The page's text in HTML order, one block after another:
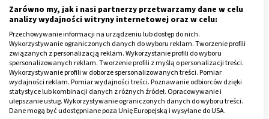
Między innymi po to, by „odświeżyć” bakteriobójczy
efekt przed napiciem się kranówki. Aczkolwiek nie
zawsze znajduje to uzasadnienie, gdyż w wielu
miejskich wodociągach woda dziś jest tak czysta, że
nadaje się do picia bezpośrednio.
Ale już ozonowanie wody ze studni ma sens. Mimo
pozornej czystości może być ona zainfekowana przez
Zarówno my, jak i nasi partnerzy przetwarzamy dane w celu
analizy wydajności witryny internetowej oraz w celu:
Przechowywanie informacji na urządzeniu lub dostęp do nich.
Wykorzystywanie ograniczonych danych do wyboru reklam. Tworzenie profili
związanych z personalizacją reklam. Wykorzystanie profili do wyboru
spersonalizowanych reklam. Tworzenie profili z myślą o personalizacji treści.
Wykorzystywanie profili w doborze spersonalizowanych treści. Pomiar
wydajności reklam. Pomiar wydajności treści. Poznawanie odbiorców dzięki
statystyce lub kombinacji danych z różnych źródeł. Opracowywanie i
ulepszanie usług. Wykorzystywanie ograniczonych danych do wyboru treści.
Dane mogą być udostępniane poza Unię Europejską i wysyłane do USA.